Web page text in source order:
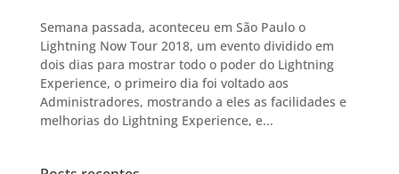
Semana passada, aconteceu em São Paulo o
Lightning Now Tour 2018, um evento dividido em
dois dias para mostrar todo o poder do Lightning
Experience, o primeiro dia foi voltado aos
Administradores, mostrando a eles as facilidades e
melhorias do Lightning Experience, e...